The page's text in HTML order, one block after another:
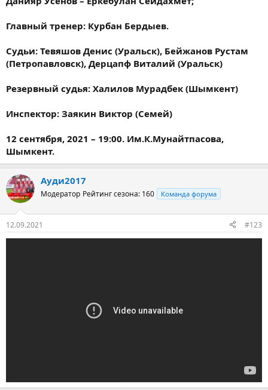
Главный тренер: Курбан Бердыев.
Судьи: Тевяшов Денис (Уральск), Бейжанов Рустам
(Петропавловск), Дерцапф Виталий (Уральск)
Резервный судья: Халилов Мурадбек (Шымкент)
Инспектор: Заякин Виктор (Семей)
12 сентября, 2021 – 19:00. Им.К.Мунайтпасова,
Шымкент.
Ауди2017
Модератор Рейтинг сезона: 160 Команда форума
12.09.2021 #123